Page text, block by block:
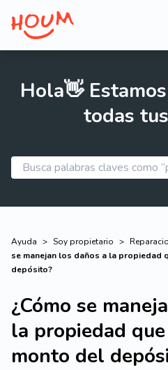
Hola👋
todas
Ayuda > Soy propietario >
se manejan los daños a la propiedad
depósito?
¿Cómo se
la propiedad
monto del